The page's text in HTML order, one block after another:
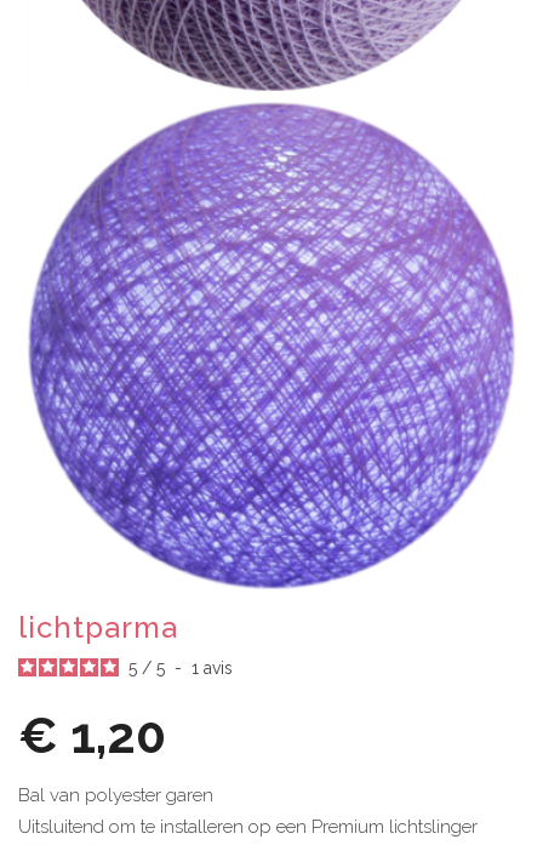
lichtparma
5 / 5 - 1 avis
€ 1,20
Bal van polyester garen
Uitsluitend om te installeren op een Premium lichtslinger